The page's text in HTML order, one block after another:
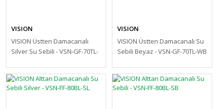
VISION
VISION Üstten Damacanalı
Silver Su Sebili - VSN-GF-70TL-
VISION
VISION Üstten Damacanalı Su
Sebili Beyaz - VSN-GF-70TL-WB